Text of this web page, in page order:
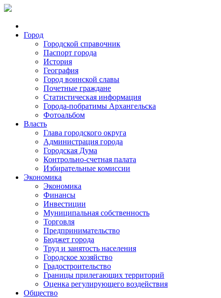
Город
Городской справочник
Паспорт города
История
География
Город воинской славы
Почетные граждане
Статистическая информация
Города-побратимы Архангельска
Фотоальбом
Власть
Глава городского округа
Администрация города
Городская Дума
Контрольно-счетная палата
Избирательные комиссии
Экономика
Экономика
Финансы
Инвестиции
Муниципальная собственность
Торговля
Предпринимательство
Бюджет города
Труд и занятость населения
Городское хозяйство
Градостроительство
Границы прилегающих территорий
Оценка регулирующего воздействия
Общество